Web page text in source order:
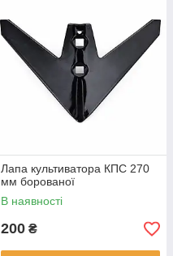
Лапа культиватора КПС 270
мм борованої
В наявності
200 ₴